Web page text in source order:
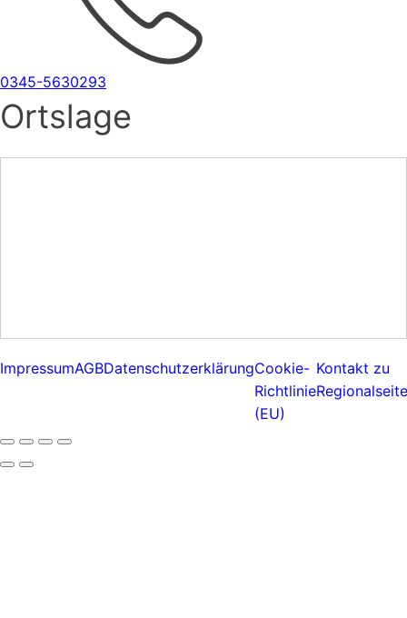
0345-5630293
Ortslage
ImpressumAGBDatenschutzerklärungCookie-
Richtlinie
(EU)
Kontakt zu